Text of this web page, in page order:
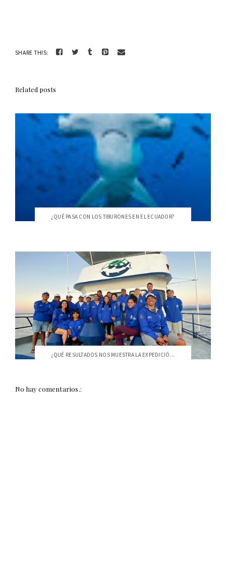
SHARE THIS:
Related posts
¿QUÉ PASA CON LOS TIBURONES EN EL ECUADOR?
¿QUÉ RESULTADOS NOS MUESTRA LA EXPEDICIÓ...
No hay comentarios.: